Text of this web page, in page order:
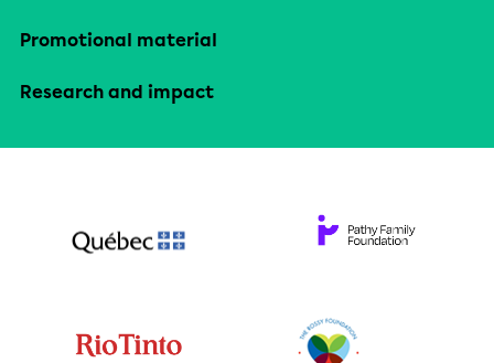
Promotional material
Research and impact